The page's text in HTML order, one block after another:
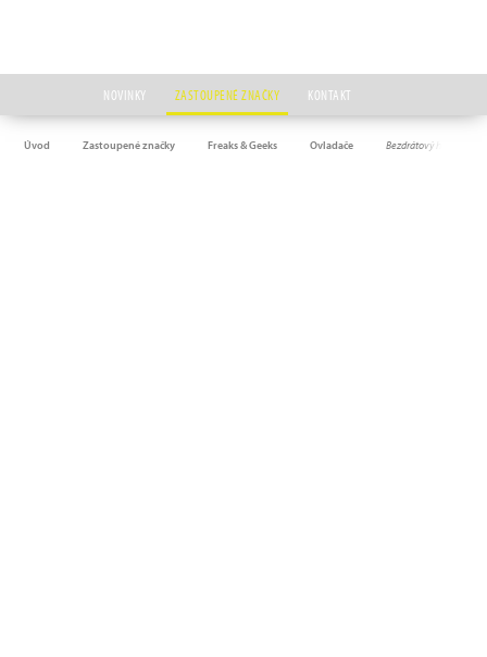
NOVINKY ZASTOUPENÉ ZNAČKY KONTAKT
Úvod Zastoupené značky Freaks & Geeks Ovladače Bezdrátový herní